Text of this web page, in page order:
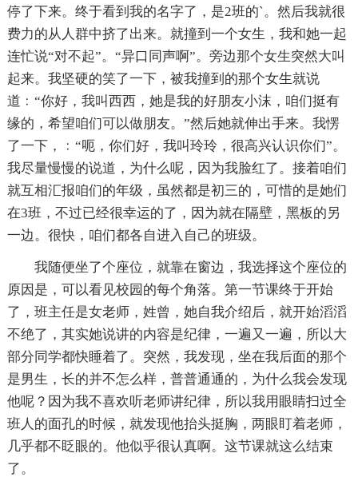
停了下来。终于看到我的名字了，是2班的`。然后我就很
费力的从人群中挤了出来。就撞到一个女生，我和她一起
连忙说“对不起”。“异口同声啊”。旁边那个女生突然大叫
起来。我坚硬的笑了一下，被我撞到的那个女生就说
道﹕“你好，我叫西西，她是我的好朋友小沫，咱们挺有
缘的，希望咱们可以做朋友。”然后她就伸出手来。我愣
了一下，﹕“呃，你们好，我叫玲玲，很高兴认识你们”。
我尽量慢慢的说道，为什么呢，因为我脸红了。接着咱们
就互相汇报咱们的年级，虽然都是初三的，可惜的是她们
在3班，不过已经很幸运的了，因为就在隔壁，黑板的另
一边。很快，咱们都各自进入自己的班级。
我随便坐了个座位，就靠在窗边，我选择这个座位的
原因是，可以看见校园的每个角落。第一节课终于开始
了，班主任是女老师，姓曾，她自我介绍后，就开始滔滔
不绝了，其实她说讲的内容是纪律，一遍又一遍，所以大
部分同学都快睡着了。突然，我发现，坐在我后面的那个
是男生，长的并不怎么样，普普通通的，为什么我会发现
他呢？因为我不喜欢听老师讲纪律，所以我用眼睛扫过全
班人的面孔的时候，就发现他抬头挺胸，两眼盯着老师，
几乎都不眨眼的。他似乎很认真啊。这节课就这么结束
了。